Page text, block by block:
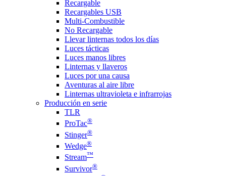
Recargable
Recargables USB
Multi-Combustible
No Recargable
Llevar linternas todos los días
Luces tácticas
Luces manos libres
Linternas y llaveros
Luces por una causa
Aventuras al aire libre
Linternas ultravioleta e infrarrojas
Producción en serie
TLR
ProTac®
Stinger®
Wedge®
Stream™
Survivor®